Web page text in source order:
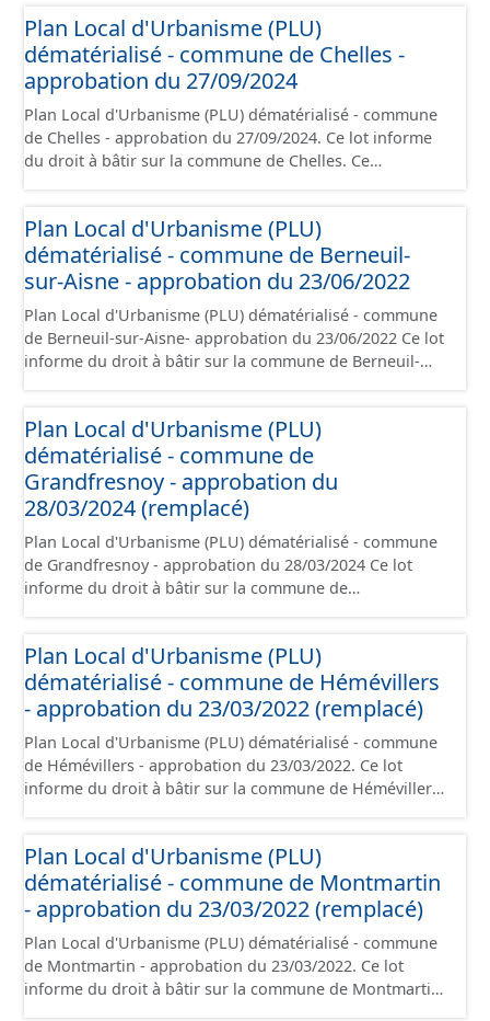
administratives, le rapport de présentation, le PADD, le
règlement, les annexes, les orientations d'aménagement
et les données géographiques. Malgré l'attention portée
à la création de ces données, il est rappelé que seuls les
documents papier font foi et sont opposables d'un point
de vue juridique.
Plan Local d'Urbanisme (PLU)
dématérialisé - commune de Chelles -
approbation du 27/09/2024
Plan Local d'Urbanisme (PLU) dématérialisé - commune
de Chelles - approbation du 27/09/2024. Ce lot informe
du droit à bâtir sur la commune de Chelles. Ce
administratives, le rapport de présentation, le PADD, le
règlement (à l'exception des plans de zonages), les
annexes, les orientations d'aménagement et les données
de ces données, il est rappelé que seuls les documents
papier font foi et sont opposables d'un point de vue
juridique.
Plan Local d'Urbanisme (PLU)
dématérialisé - commune de Berneuil-
sur-Aisne - approbation du 23/06/2022
Plan Local d'Urbanisme (PLU) dématérialisé - commune
de Berneuil-sur-Aisne- approbation du 23/06/2022 Ce lot
informe du droit à bâtir sur la commune de Berneuil-
contient les pièces administratives, le rapport de
présentation, le PADD, le règlement (à l'exception des
plans de zonages), les annexes, les orientations
d'aménagement et les données géographiques. Malgré
l'attention portée à la création de ces données, il est
rappelé que seuls les documents papier font foi et sont
opposables d'un point de vue juridique.
Plan Local d'Urbanisme (PLU)
dématérialisé - commune de
Grandfresnoy - approbation du
28/03/2024 (remplacé)
Plan Local d'Urbanisme (PLU) dématérialisé - commune
de Grandfresnoy - approbation du 28/03/2024 Ce lot
informe du droit à bâtir sur la commune de
contient les pièces administratives, le rapport de
présentation, le PADD, le règlement (à l'exception des
plans de zonages), les annexes, les orientations
d'aménagement et les données géographiques. Malgré
l'attention portée à la création de ces données, il est
rappelé que seuls les documents papier font foi et sont
opposables d'un point de vue juridique.
Plan Local d'Urbanisme (PLU)
dématérialisé - commune de Hémévillers
- approbation du 23/03/2022 (remplacé)
Plan Local d'Urbanisme (PLU) dématérialisé - commune
de Hémévillers - approbation du 23/03/2022. Ce lot
informe du droit à bâtir sur la commune de Hémévillers.
administratives, le rapport de présentation, le PADD, le
règlement (à l'exception des plans de zonages), les
annexes, les orientations d'aménagement et les données
géographiques. Malgré l'attention portée à la création
de ces données, il est rappelé que seuls les documents
papier font foi et sont opposables d'un point de vue
juridique.
Plan Local d'Urbanisme (PLU)
dématérialisé - commune de Montmartin
- approbation du 23/03/2022 (remplacé)
Plan Local d'Urbanisme (PLU) dématérialisé - commune
de Montmartin - approbation du 23/03/2022. Ce lot
informe du droit à bâtir sur la commune de Montmartin.